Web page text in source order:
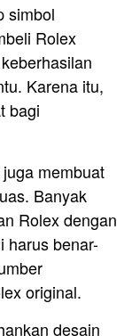
simbol
Rolex
Karena itu,
bagi
membuat
Banyak
Rolex dengan
harus benar-
original.
desain